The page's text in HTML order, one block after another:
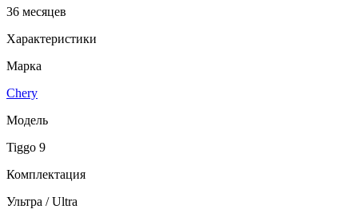
36 месяцев
Характеристики
Марка
Chery
Модель
Tiggo 9
Комплектация
Ультра / Ultra